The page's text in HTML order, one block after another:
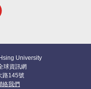
University
球資訊網
路145號
絡我們